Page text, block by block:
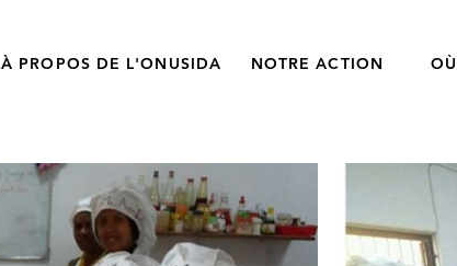
À PROPOS DE L'ONUSIDA NOTRE ACTION